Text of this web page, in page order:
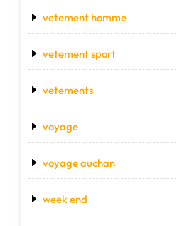
vetement homme
vetement sport
vetements
voyage
voyage auchan
week end